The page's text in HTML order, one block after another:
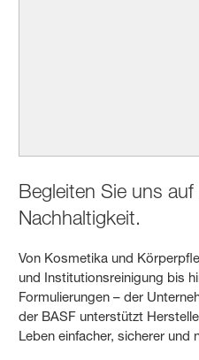
Begleiten Sie uns
Nachhaltigkeit.
Von Kosmetika und
und Institutionsreinigung bis
Formulierungen – der
der BASF unterstützt
Leben einfacher, sicherer und